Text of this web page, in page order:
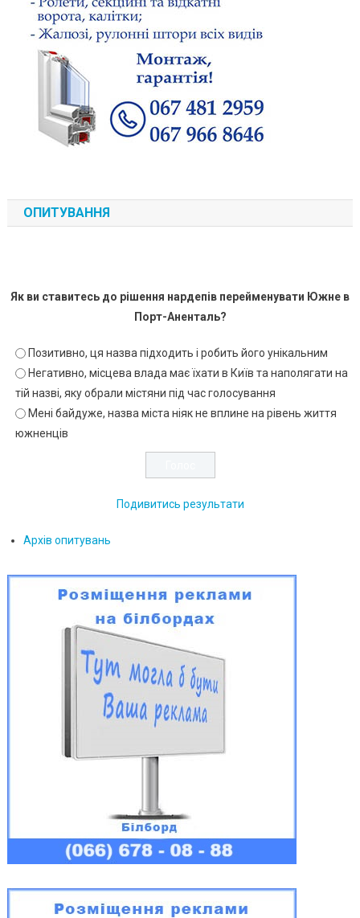
ОПИТУВАННЯ
Як ви ставитесь до рішення нардепів перейменувати Южне в
Порт-Аненталь?
Позитивно, ця назва підходить і робить його унікальним
Негативно, місцева влада має їхати в Київ та наполягати на
тій назві, яку обрали містяни під час голосування
Мені байдуже, назва міста ніяк не вплине на рівень життя
южненців
Подивитись результати
Архів опитувань